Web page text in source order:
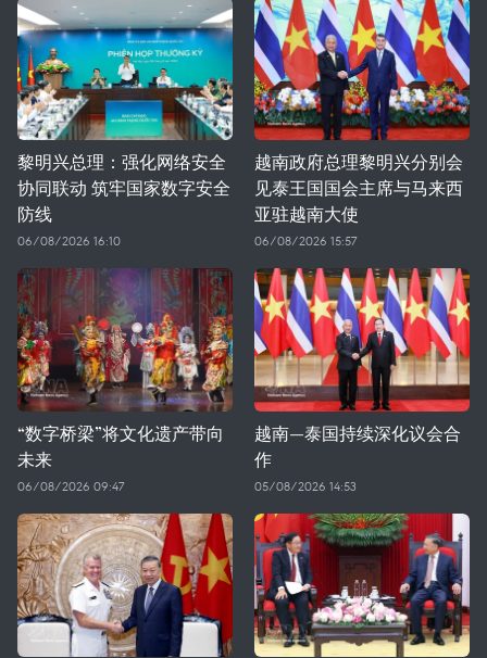
黎明兴总理：强化网络安全
协同联动 筑牢国家数字安全
防线
06/08/2026 16:10
越南政府总理黎明兴分别会
见泰王国国会主席与马来西
亚驻越南大使
06/08/2026 15:57
“数字桥梁”将文化遗产带向
未来
06/08/2026 09:47
越南—泰国持续深化议会合
作
05/08/2026 14:53